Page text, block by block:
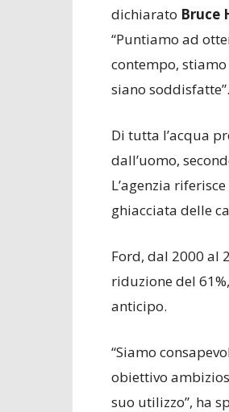
dichiarato Bruce
“Puntiamo ad
contempo,
siano soddisfatte”.
Di tutta l’acqua
dall’uomo,
L’agenzia
ghiacciata delle
Ford, dal 2000 al
riduzione del
anticipo.
“Siamo
obiettivo
suo utilizzo”, ha